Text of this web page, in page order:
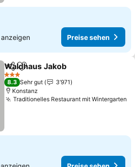
anzeigen Preise sehen
TeilenZu Favoriten hinzufügen
Waldhaus Jakob
3 Sterne
8.3 Sehr gut
3’971
Konstanz
Traditionelles Restaurant mit Wintergarten